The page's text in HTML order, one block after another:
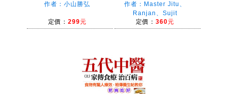
作者：小山勝弘
定價： 299元
作者：Master Jitu、
Ranjan、Sujit
定價： 360元